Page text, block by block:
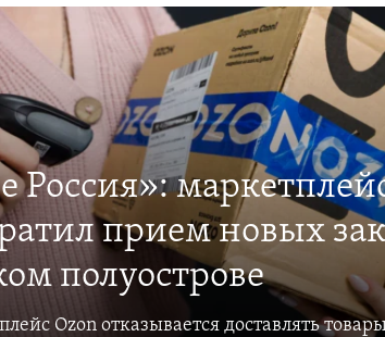
Россия»:
прием новых
полуострове
Ozon отказывается доставлять